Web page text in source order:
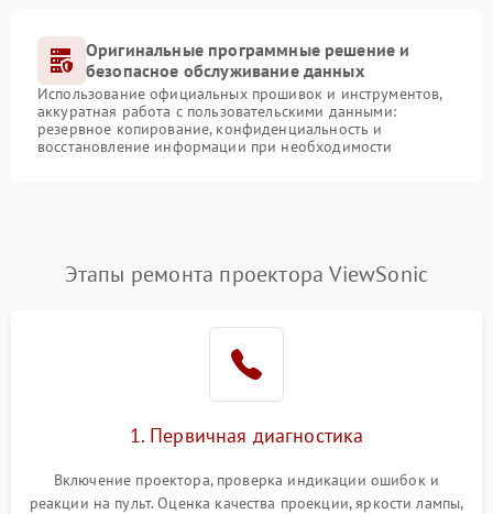
Оригинальные программные решение и
безопасное обслуживание данных
Использование официальных прошивок и инструментов,
аккуратная работа с пользовательскими данными:
резервное копирование, конфиденциальность и
восстановление информации при необходимости
Этапы ремонта проектора ViewSonic
1. Первичная диагностика
Включение проектора, проверка индикации ошибок и
реакции на пульт. Оценка качества проекции, яркости лампы,